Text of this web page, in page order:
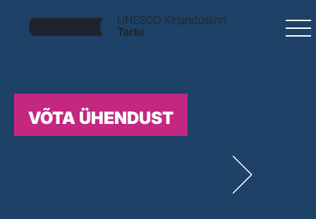
VÕTA ÜHENDUST